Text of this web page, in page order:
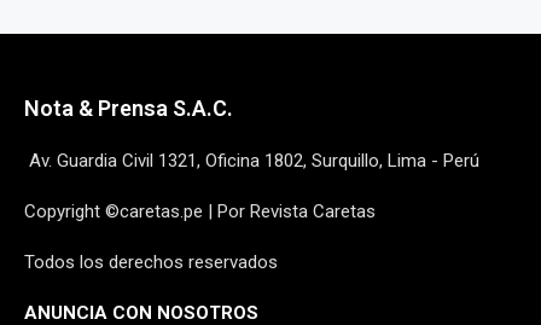
Nota & Prensa S.A.C.
Av. Guardia Civil 1321, Oficina 1802, Surquillo, Lima - Perú
Copyright ©caretas.pe | Por Revista Caretas
Todos los derechos reservados
ANUNCIA CON NOSOTROS